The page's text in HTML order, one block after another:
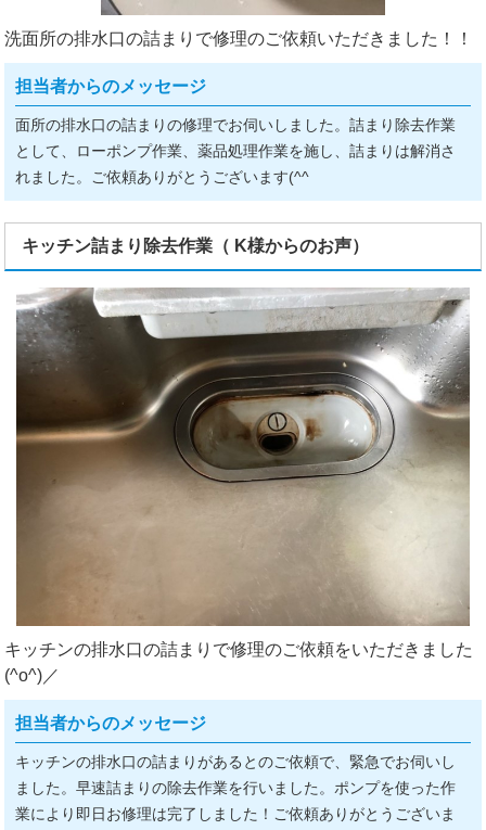
洗面所の排水口の詰まりで修理のご依頼いただきました！！
担当者からのメッセージ
面所の排水口の詰まりの修理でお伺いしました。詰まり除去作業
として、ローポンプ作業、薬品処理作業を施し、詰まりは解消さ
れました。ご依頼ありがとうございます(^^ゞ
キッチン詰まり除去作業（ K様からのお声）
キッチンの排水口の詰まりで修理のご依頼をいただきました
(^o^)／
担当者からのメッセージ
キッチンの排水口の詰まりがあるとのご依頼で、緊急でお伺いし
ました。早速詰まりの除去作業を行いました。ポンプを使った作
業により即日お修理は完了しました！ご依頼ありがとうございま